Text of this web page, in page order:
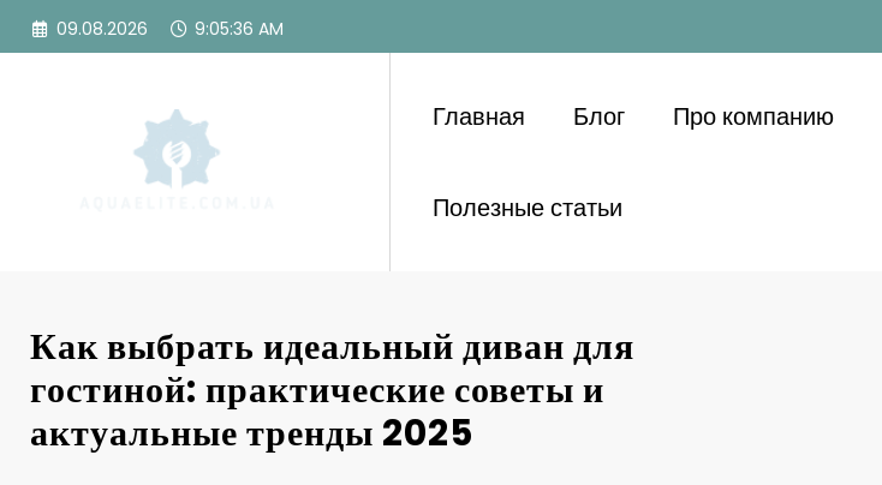
Перейти
09.08.2026 9:05:38 AM
Главная Блог Про компанию
Полезные статьи
Как выбрать идеальный диван для
гостиной: практические советы и
актуальные тренды 2025